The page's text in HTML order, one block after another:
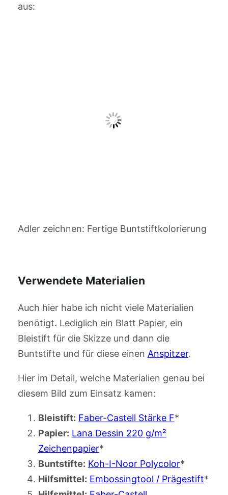
aus:
Adler zeichnen: Fertige Buntstiftkolorierung
Verwendete Materialien
Auch hier habe ich nicht viele Materialien
benötigt. Lediglich ein Blatt Papier, ein
Bleistift für die Skizze und dann die
Buntstifte und für diese einen Anspitzer.
Hier im Detail, welche Materialien genau bei
diesem Bild zum Einsatz kamen:
Bleistift: Faber-Castell Stärke F*
Papier: Lana Dessin 220 g/m²
Zeichenpapier*
Buntstifte: Koh-I-Noor Polycolor*
Hilfsmittel: Embossingtool / Prägestift*